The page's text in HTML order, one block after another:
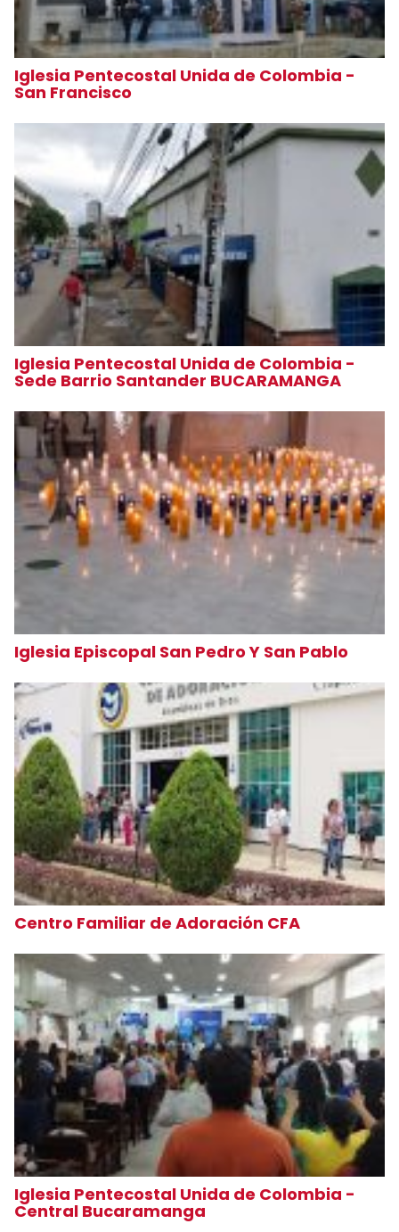
Iglesia Pentecostal Unida de Colombia -
San Francisco
Iglesia Pentecostal Unida de Colombia -
Sede Barrio Santander BUCARAMANGA
Iglesia Episcopal San Pedro Y San Pablo
Centro Familiar de Adoración CFA
Iglesia Pentecostal Unida de Colombia -
Central Bucaramanga